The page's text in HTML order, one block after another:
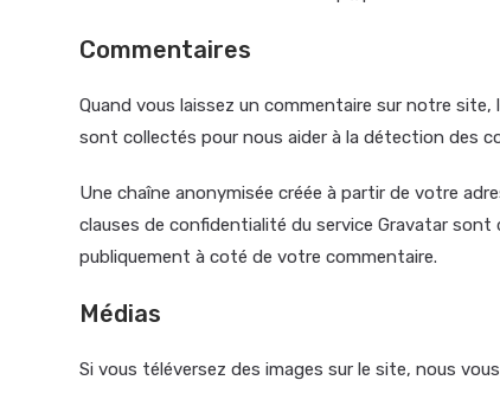
Commentaires
Quand vous laissez un commentaire sur notre
sont collectés pour nous aider à la détection des
Une chaîne anonymisée créée à partir de votre
clauses de confidentialité du service Gravatar
publiquement à coté de votre commentaire.
Médias
Si vous téléversez des images sur le site, nous